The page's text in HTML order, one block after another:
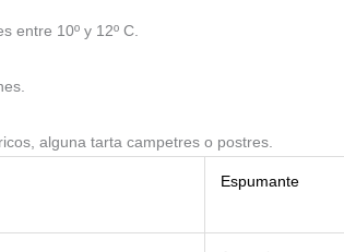
entre 10º y 12º C.
alguna tarta campetres o postres.
Espumante